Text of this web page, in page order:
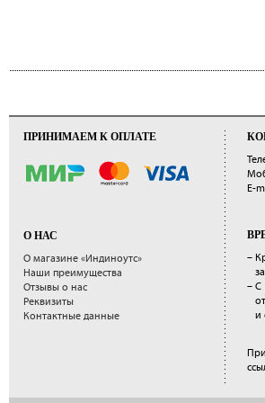
ПРИНИМАЕМ К ОПЛАТЕ
О НАС
О магазине «Индиноутс»
Наши преимущества
Отзывы о нас
Реквизиты
Контактные данные
E-
–
– С
и